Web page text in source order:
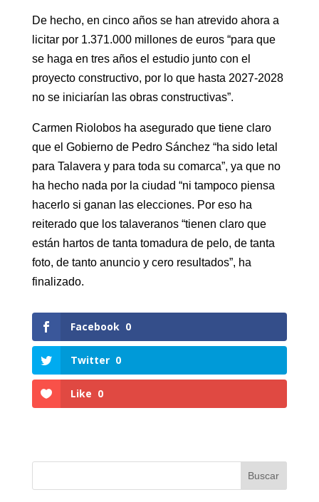
De hecho, en cinco años se han atrevido ahora a
licitar por 1.371.000 millones de euros “para que
se haga en tres años el estudio junto con el
proyecto constructivo, por lo que hasta 2027-2028
no se iniciarían las obras constructivas”.
Carmen Riolobos ha asegurado que tiene claro
que el Gobierno de Pedro Sánchez “ha sido letal
para Talavera y para toda su comarca”, ya que no
ha hecho nada por la ciudad “ni tampoco piensa
hacerlo si ganan las elecciones. Por eso ha
reiterado que los talaveranos “tienen claro que
están hartos de tanta tomadura de pelo, de tanta
foto, de tanto anuncio y cero resultados”, ha
finalizado.
Facebook 0
Twitter 0
Like 0